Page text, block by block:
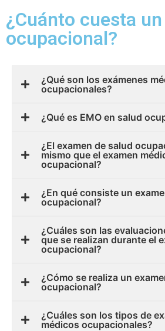
¿Cuánto cuesta
ocupacional?
¿Qué son los exámenes
ocupacionales?
¿Qué es EMO en salud
¿El examen de salud
mismo que el examen
ocupacional?
¿En qué consiste un
ocupacional?
¿Cuáles son las
que se realizan durante el
ocupacional?
¿Cómo se realiza un
ocupacional?
¿Cuáles son los tipos de
médicos ocupacionales?